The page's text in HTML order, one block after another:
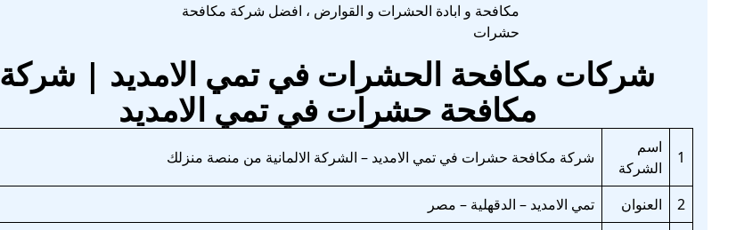
مكافحة و ابادة الحشرات و القوارض ، افضل شركة مكافحة
حشرات
شركات مكافحة الحشرات في تمي الامديد | شركة
مكافحة حشرات في تمي الامديد
1
اسم
الشركة
شركة مكافحة حشرات في تمي الامديد – الشركة الالمانية من منصة منزلك
2 العنوان تمي الامديد – الدقهلية – مصر